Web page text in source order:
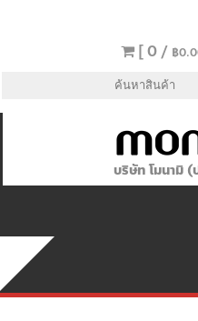
[ 0 / ฿
บริษัท โมนามิ (